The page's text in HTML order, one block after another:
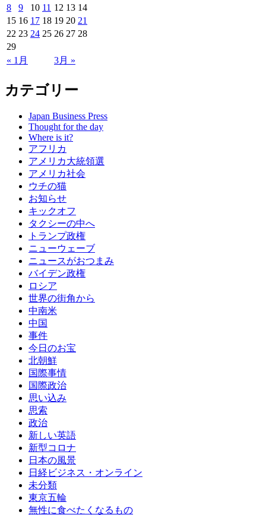
« 1月 3月 »
8
9 10 11 12 13 14
15 16 17 18 19 20 21
22 23 24 25 26 27 28
29
カテゴリー
Japan Business Press
Thought for the day
Where is it?
アフリカ
アメリカ大統領選
アメリカ社会
ウチの猫
お知らせ
キックオフ
タクシーの中へ
トランプ政権
ニューウェーブ
ニュースがおつまみ
バイデン政権
ロシア
世界の街角から
中南米
中国
事件
今日のお宝
北朝鮮
国際事情
国際政治
思い込み
思索
政治
新しい英語
新型コロナ
日本の風景
日経ビジネス・オンライン
未分類
東京五輪
無性に食べたくなるもの